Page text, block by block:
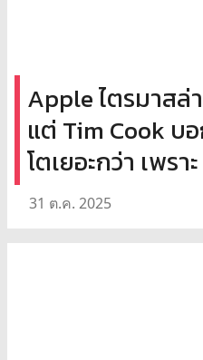
Apple ไตรมาสล่
แต่ Tim Cook บ
โตเยอะกว่า เพรา
31 ต.ค. 2025